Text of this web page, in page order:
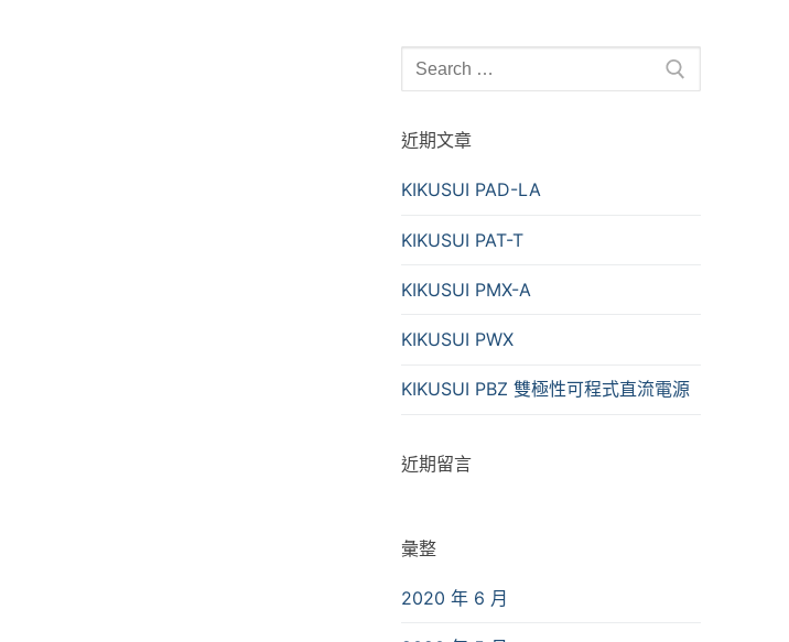
Search
for:
近期文章
KIKUSUI PAD-LA
KIKUSUI PAT-T
KIKUSUI PMX-A
KIKUSUI PWX
KIKUSUI PBZ 雙極性可程式直流電源
近期留言
彙整
2020 年 6 月